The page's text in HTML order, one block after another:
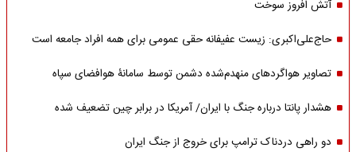
آتش افروز سوخت
حاج‌علی‌اکبری: زیست عفیفانه حقی عمومی برای همه افراد جامعه است
تصاویر هواگردهای منهدم‌شده دشمن توسط سامانۀ هوافضای سپاه
هشدار پانتا درباره جنگ با ایران/ آمریکا در برابر چین تضعیف شده
دو راهی دردناک ترامپ برای خروج از جنگ ایران